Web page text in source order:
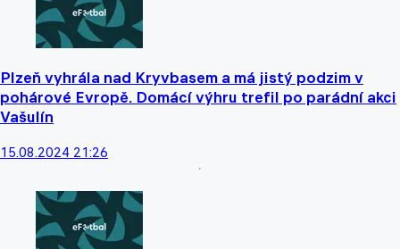
Plzeň vyhrála nad Kryvbasem a má jistý podzim v
pohárové Evropě. Domácí výhru trefil po parádní akci
Vašulín
15.08.2024 21:26